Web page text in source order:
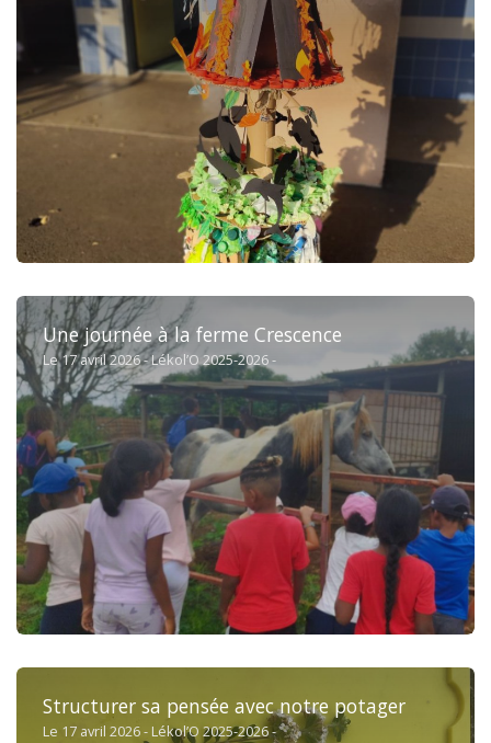
Une journée à la ferme Crescence
Le 17 avril 2026 - Lékol’O 2025-2026 -
Structurer sa pensée avec notre potager
Le 17 avril 2026 - Lékol’O 2025-2026 -